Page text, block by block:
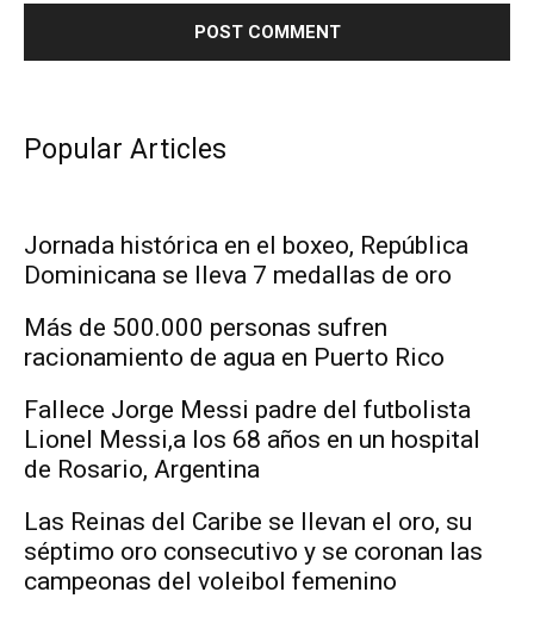
Popular Articles
Jornada histórica en el boxeo, República
Dominicana se lleva 7 medallas de oro
Más de 500.000 personas sufren
racionamiento de agua en Puerto Rico
Fallece Jorge Messi padre del futbolista
Lionel Messi,a los 68 años en un hospital
de Rosario, Argentina
Las Reinas del Caribe se llevan el oro, su
séptimo oro consecutivo y se coronan las
campeonas del voleibol femenino